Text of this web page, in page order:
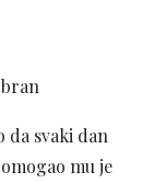
da svaki dan
mu je